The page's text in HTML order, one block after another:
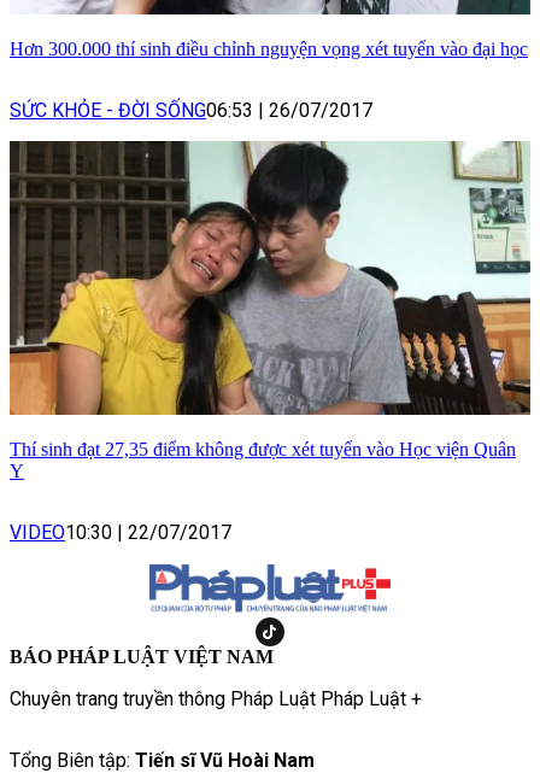
Hơn 300.000 thí sinh điều chỉnh nguyện vọng xét tuyển vào đại học
SỨC KHỎE - ĐỜI SỐNG06:53 | 26/07/2017
Thí sinh đạt 27,35 điểm không được xét tuyển vào Học viện Quân
Y
VIDEO10:30 | 22/07/2017
BÁO PHÁP LUẬT VIỆT NAM
Chuyên trang truyền thông Pháp Luật Pháp Luật +
Tổng Biên tập: Tiến sĩ Vũ Hoài Nam